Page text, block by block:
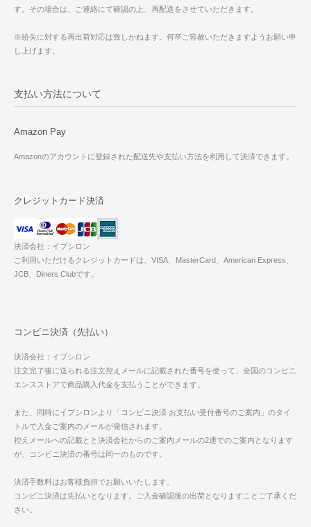
す。その場合は、ご連絡にて確認の上、再配送をさせていただきます。
※紛失に対する再出荷対応は致しかねます。何卒ご容赦いただきますようお願い申
し上げます。
支払い方法について
Amazon Pay
Amazonのアカウントに登録された配送先や支払い方法を利用して決済できます。
クレジットカード決済
決済会社：イプシロン
ご利用いただけるクレジットカードは、VISA、MasterCard、American Express、
JCB、Diners Clubです。
コンビニ決済（先払い）
決済会社：イプシロン
注文完了後に送られる注文控えメールに記載された番号を使って、全国のコンビニ
エンスストアで商品購入代金を支払うことができます。
また、同時にイプシロンより「コンビニ決済 お支払い受付番号のご案内」のタイ
トルで入金ご案内のメールが発信されます。
控えメールへの記載とと決済会社からのご案内メールの2通でのご案内となります
が、コンビニ決済の番号は同一のものです。
決済手数料はお客様負担でお願いいたします。
コンビニ決済は先払いとなります。ご入金確認後の出荷となりますことご了承くだ
さい。